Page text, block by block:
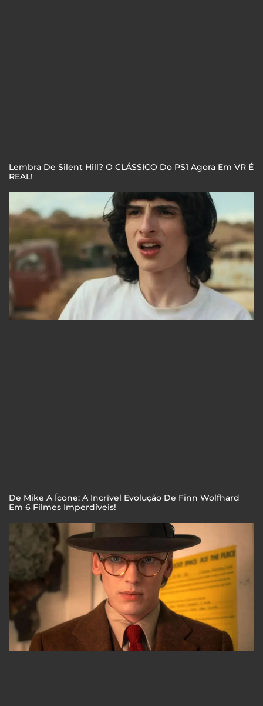
Lembra De Silent Hill? O CLÁSSICO Do PS1 Agora Em VR É
REAL!
De Mike A Ícone: A Incrível Evolução De Finn Wolfhard
Em 6 Filmes Imperdíveis!